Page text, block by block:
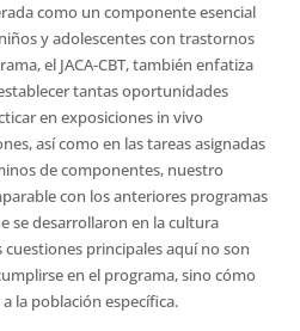
como un componente esencial
y adolescentes con trastornos
el JACA-CBT, también enfatiza
tantas oportunidades
en exposiciones in vivo
así como en las tareas asignadas
de componentes, nuestro
con los anteriores programas
se desarrollaron en la cultura
principales aquí no son
en el programa, sino cómo
la población específica.